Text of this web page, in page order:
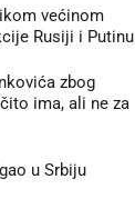
većinom
Rusiji i Putinu
zbog
ima, ali ne za
u Srbiju